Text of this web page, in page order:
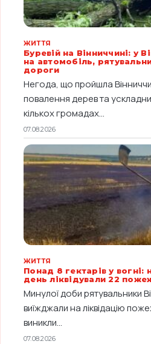
ЖИТТЯ
Буревій на Вінниччині: у
на автомобіль,
дороги
Негода, що пройшла
повалення дерев та
кількох громадах...
07.08.2026
ЖИТТЯ
Понад 8 гектарів у вогні:
день ліквідували 22
Минулої доби рятувальники
виїжджали на ліквідацію
виникли...
07.08.2026